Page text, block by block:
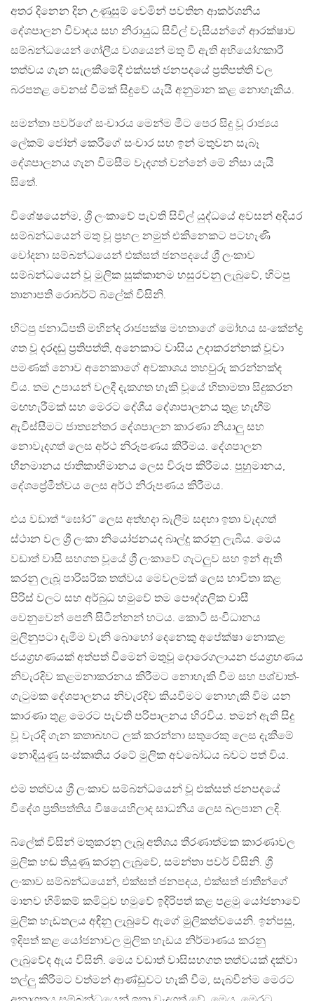
අතර දිනෙන දින උණුසුම් වෙමින් පවතින ආකර්ශනීය
දේශපාලන විවාදය සහ නිරායුධ සිවිල් වැසියන්ගේ ආරක්ෂාව
සම්බන්ධයෙන් ගෝලීය වශයෙන් මතු වී ඇති අභියෝගකාරී
තත්වය ගැන සැලකීමේදී එක්සත් ජනපදයේ ප්‍රතිපත්ති වල
බරපතළ වෙනස් වීමක් සිදුවේ යැයි අනුමාන කළ නොහැකිය.
සමන්තා පවර්ගේ සංචාරය මෙන්ම මීට පෙර සිදු වූ රාජ්‍යය
ලේකම් ජෝන් කෙරීගේ සංචාර සහ ඉන් මතුවන සැබෑ
දේශපාලනය ගැන විමසීම වැදගත් වන්නේ මේ නිසා යැයි
සිතේ.
විශේෂයෙන්ම, ශ්‍රී ලංකාවේ පැවති සිවිල් යුද්ධයේ අවසන් අදියර
සම්බන්ධයෙන් මතු වූ ප්‍රභල නමුත් එකිනෙකට පටහැණි
චෝදනා සම්බන්ධයෙන් එක්සත් ජනපදයේ ශ්‍රී ලංකාව
සම්බන්ධයෙන් වූ මුලික සුක්කානම හසුරවනු ලැබුවේ, හිටපු
තානාපති රොබර්ට් බ්ලේක් විසිනි.
හිටපු ජනාධිපති මහින්ද රාජපක්ෂ මහතාගේ මෝහය සංකේන්ද්‍ර
ගත වූ දරදඬු ප්‍රතිපත්ති, අනෙකාට වාසිය උදාකරන්නක් වූවා
පමණක් නොව අනෙකාගේ අවකාශය තහවුරු කරන්නක්ද
විය. තම උපායන් වලදී දැකගත හැකි වූයේ හිතාමතා සිදුකරන
මඟහැරීමක් සහ මෙරට දේශීය දේශාපාලනය තුළ හැඟීම්
ඇවිස්සීමට ජාත්‍යන්තර දේශපාලන කාරණා නියාලු සහ
නොවැදගත් ලෙස අර්ථ නිරූපණය කිරීමය. දේශපාලන
හීනමානය ජාතිකාභිමානය ලෙස විරූප කිරීමය. පුහුමානය,
දේශප්‍රේමීත්වය ලෙස අර්ථ නිරූපණය කිරීමය.
එය වඩාත් “ඝෝර” ලෙස අත්හදා බැලීම සඳහා ඉතා වැදගත්
ස්ථාන වල ශ්‍රී ලංකා නියෝජනයද බාල්දු කරනු ලැබීය. මෙය
වඩාත් වාසි සහගත වූයේ ශ්‍රී ලංකාවේ ගැටලුව සහ ඉන් ඇති
කරනු ලැබූ පාරිසරික තත්වය මෙවලමක් ලෙස භාවිතා කළ
පිරිස් වලට සහ අර්බුධ හමුවේ තම පෞද්ගලික වාසී
වෙනුවෙන් පෙනී සිටින්නන් හටය. කොටි සංවිධානය
මුලිනුපටා දැමීම වැනි බොහෝ දෙනෙකු අපේක්ෂා නොකළ
ජයග්‍රහණයක් අත්පත් වීමෙන් මතුවූ දොරෙගලායන ජයග්‍රහණය
නිවැරදිව කළමනාකරනය කිරීමට නොහැකි වීම සහ පශ්චාත්-
ගැටුමක දේශපාලනය නිවැරදිව කියවීමට නොහැකි වීම යන
කාරණා තුළ මෙරට පැවති පරිපාලනය හිරවිය. තමන් ඇති සිදු
වූ වැරදි ගැන කතාබහට ලක් කරන්නා සතුරෙකු ලෙස දැකීමේ
නොදියුණු සංස්කෘතිය රටේ මුලික අවබෝධය බවට පත් විය.
එම තත්වය ශ්‍රී ලංකාව සම්බන්ධයෙන් වූ එක්සත් ජනපදයේ
විදේශ ප්‍රතිපත්තිය විෂයෙහිලාද සාධනීය ලෙස බලපාන ලදි.
බ්ලේක් විසින් මතුකරනු ලැබූ අතිශය තීරණාත්මක කාරණාවල
මුලික හඬ තියුණු කරනු ලැබුවේ, සමන්තා පවර් විසිනි. ශ්‍රී
ලංකාව සම්බන්ධයෙන්, එක්සත් ජනපදය, එක්සත් ජාතීන්ගේ
මානව හිමිකම් කමිටුව හමුවේ ඉදිරිපත් කළ පළමු යෝජනාවේ
මුලික හැඩතලය අඳිනු ලැබුවේ ඇගේ මුලිකත්වයෙනි. ඉන්පසු,
ඉදිපත් කළ යෝජනාවල මුලික හැඩය නිර්මාණය කරනු
ලැබුවේද ඇය විසිනි. මෙය වඩාත් වාසිසහගත තත්වයක් දක්වා
තල්ලු කිරීමට වත්මන් ආණ්ඩුවට හැකි වීම, සැබවින්ම මෙරට